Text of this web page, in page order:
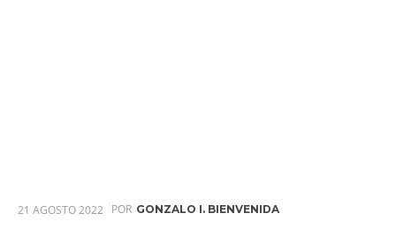
21 AGOSTO 2022 POR GONZALO I. BIENVENIDA